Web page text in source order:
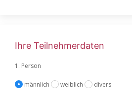
Ihre Teilnehmerdaten
1. Person
männlich weiblich divers